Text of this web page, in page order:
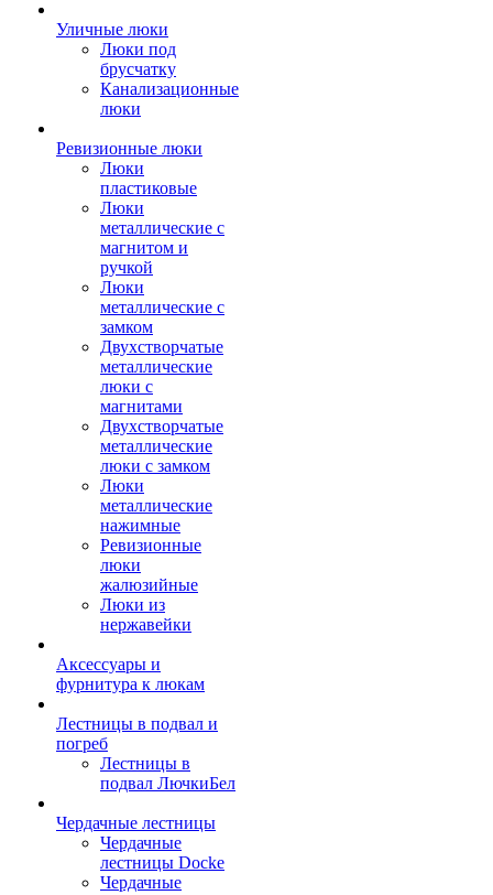
Уличные люки
Люки под
брусчатку
Канализационные
люки
Ревизионные люки
Люки
пластиковые
Люки
металлические с
магнитом и
ручкой
Люки
металлические с
замком
Двухстворчатые
металлические
люки с
магнитами
Двухстворчатые
металлические
люки с замком
Люки
металлические
нажимные
Ревизионные
люки
жалюзийные
Люки из
нержавейки
Аксессуары и
фурнитура к люкам
Лестницы в подвал и
погреб
Лестницы в
подвал ЛючкиБел
Чердачные лестницы
Чердачные
лестницы Docke
Чердачные